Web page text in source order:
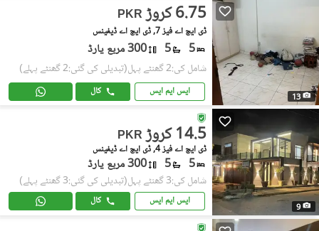
13
PKR 6.75 کروڑ
ڈی ایچ اے فیز 7, ڈی ایچ اے ڈیفینس
5
5 300 مربع یارڈ
شامل کی:2 گھنٹے پہل (تبدیلی کی گئی:2 گھنٹے پہلے)
ایس ایم ایس کال
9
PKR 14.5 کروڑ
ڈی ایچ اے فیز 4, ڈی ایچ اے ڈیفینس
5
5 300 مربع یارڈ
شامل کی:3 گھنٹے پہل (تبدیلی کی گئی:3 گھنٹے پہلے)
ایس ایم ایس کال